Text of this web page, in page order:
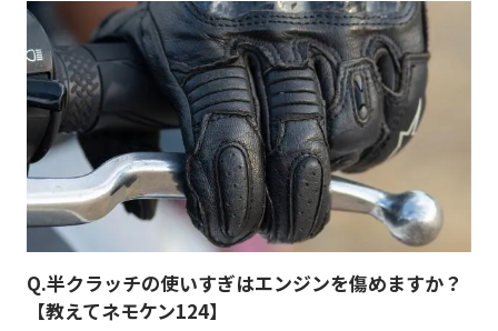
Q.半クラッチの使いすぎはエンジンを傷めますか？
【教えてネモケン124】